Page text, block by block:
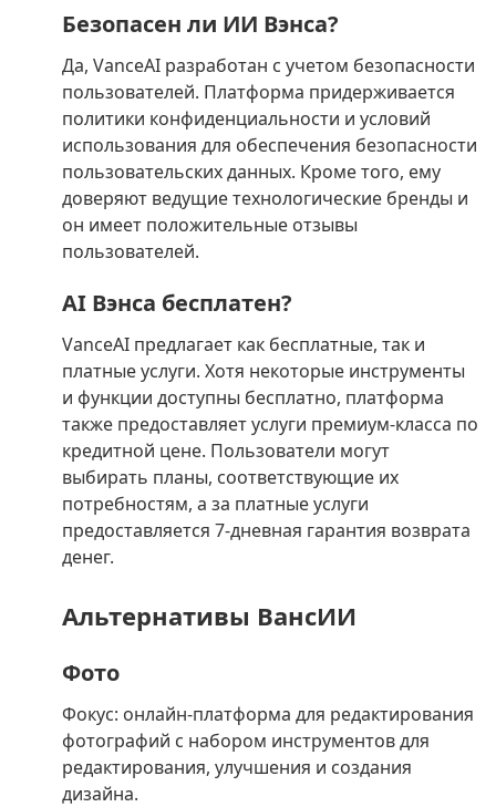
Безопасен ли ИИ Вэнса?
Да, VanceAI разработан с учетом безопасности
пользователей. Платформа придерживается
политики конфиденциальности и условий
использования для обеспечения безопасности
пользовательских данных. Кроме того, ему
доверяют ведущие технологические бренды и
он имеет положительные отзывы
пользователей.
AI Вэнса бесплатен?
VanceAI предлагает как бесплатные, так и
платные услуги. Хотя некоторые инструменты
и функции доступны бесплатно, платформа
также предоставляет услуги премиум-класса по
кредитной цене. Пользователи могут
выбирать планы, соответствующие их
потребностям, а за платные услуги
предоставляется 7-дневная гарантия возврата
денег.
Альтернативы ВансИИ
Фото
Фокус: онлайн-платформа для редактирования
фотографий с набором инструментов для
редактирования, улучшения и создания
дизайна.